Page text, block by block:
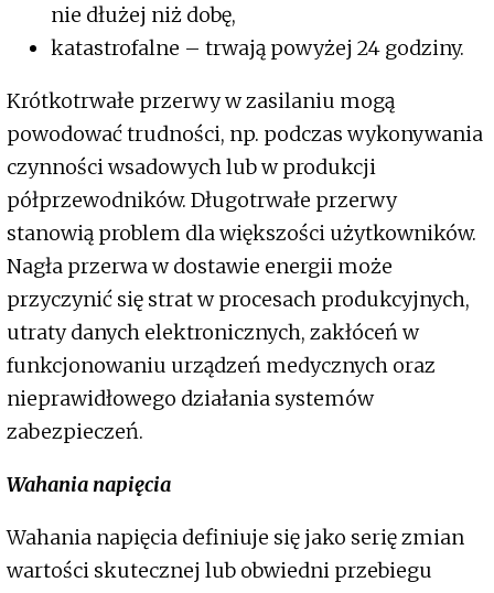
nie dłużej niż dobę,
katastrofalne – trwają powyżej 24 godziny.
Krótkotrwałe przerwy w zasilaniu mogą
powodować trudności, np. podczas wykonywania
czynności wsadowych lub w produkcji
półprzewodników. Długotrwałe przerwy
stanowią problem dla większości użytkowników.
Nagła przerwa w dostawie energii może
przyczynić się strat w procesach produkcyjnych,
utraty danych elektronicznych, zakłóceń w
funkcjonowaniu urządzeń medycznych oraz
nieprawidłowego działania systemów
zabezpieczeń.
Wahania napięcia
Wahania napięcia definiuje się jako serię zmian
wartości skutecznej lub obwiedni przebiegu